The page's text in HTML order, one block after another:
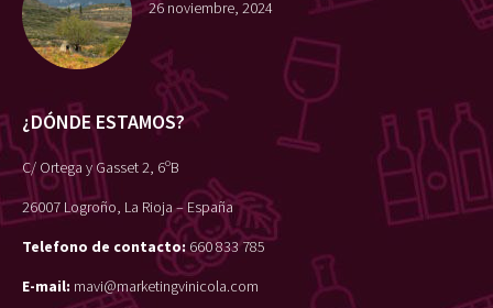
26 noviembre, 2024
¿DÓNDE ESTAMOS?
C/ Ortega y Gasset 2, 6ºB
26007 Logroño, La Rioja – España
Telefono de contacto: 660 833 785
E-mail: mavi@marketingvinicola.com